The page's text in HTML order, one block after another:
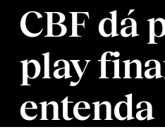
CBF dá
play
entenda